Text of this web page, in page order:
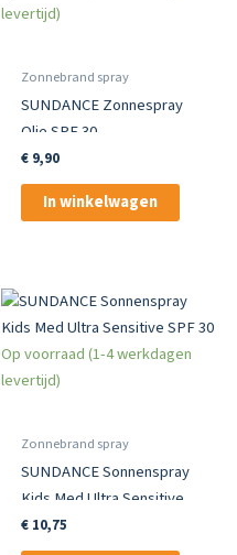
levertijd)
Zonnebrand spray
SUNDANCE Zonnespray
Olie SPF 30
€9,90
In winkelwagen
Op voorraad (1-4 werkdagen
levertijd)
Zonnebrand spray
SUNDANCE Sonnenspray
Kids Med Ultra Sensitive
SPF 30
€10,75